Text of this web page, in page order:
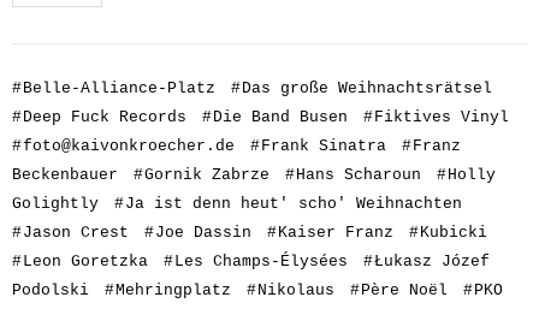
#Belle-Alliance-Platz #Das große Weihnachtsrätsel
#Deep Fuck Records #Die Band Busen #Fiktives Vinyl
#foto@kaivonkroecher.de #Frank Sinatra #Franz
Beckenbauer
#Gornik Zabrze #Hans Scharoun #Holly
Golightly
#Ja ist denn heut' scho' Weihnachten
#Jason Crest #Joe Dassin #Kaiser Franz #Kubicki
#Leon Goretzka #Les Champs-Élysées #Łukasz Józef
Podolski
#Mehringplatz #Nikolaus #Père Noël #PKO